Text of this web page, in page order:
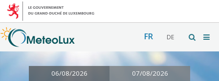
FR DE
06/08/2026 07/08/2026